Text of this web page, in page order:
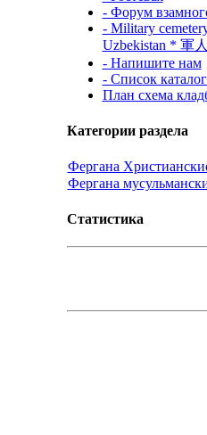
- Форум
- Military
Uzbekistan * 軍
- Напишите нам
- Список
План схема
Категории раздела
Фергана
Фергана
Статистика